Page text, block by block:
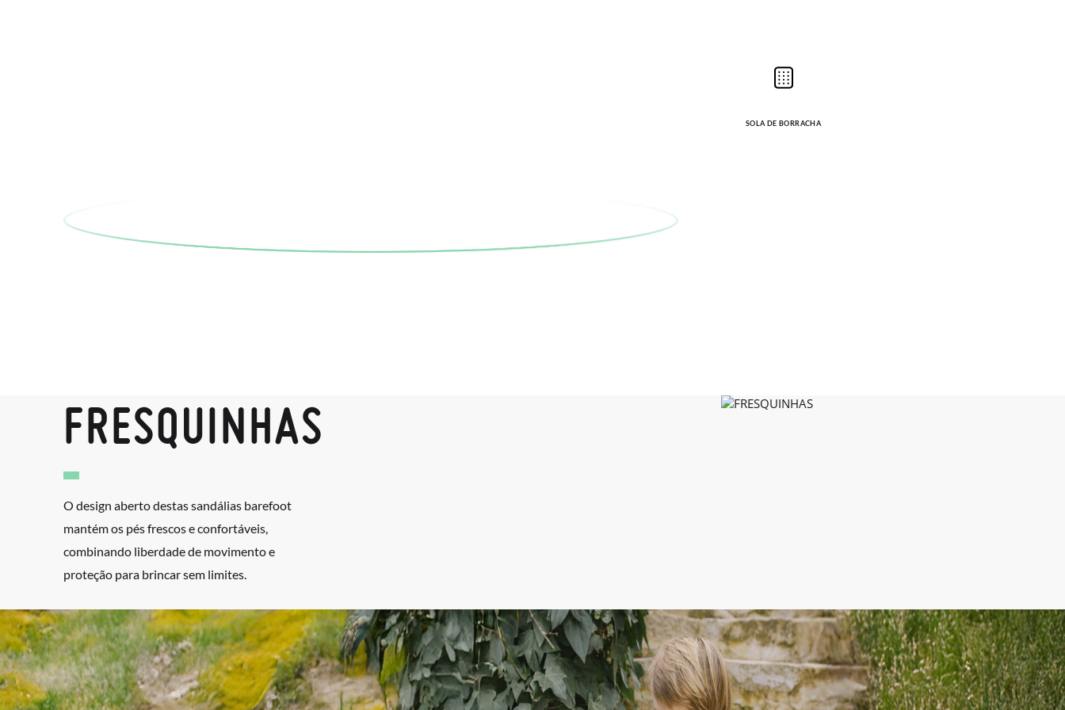
SOLA DE BORRACHA
FRESQUINHAS
O design aberto destas sandálias barefoot
mantém os pés frescos e confortáveis,
combinando liberdade de movimento e
proteção para brincar sem limites.